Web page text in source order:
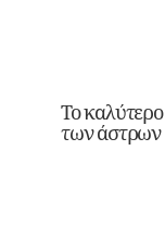
Το
των άστρων